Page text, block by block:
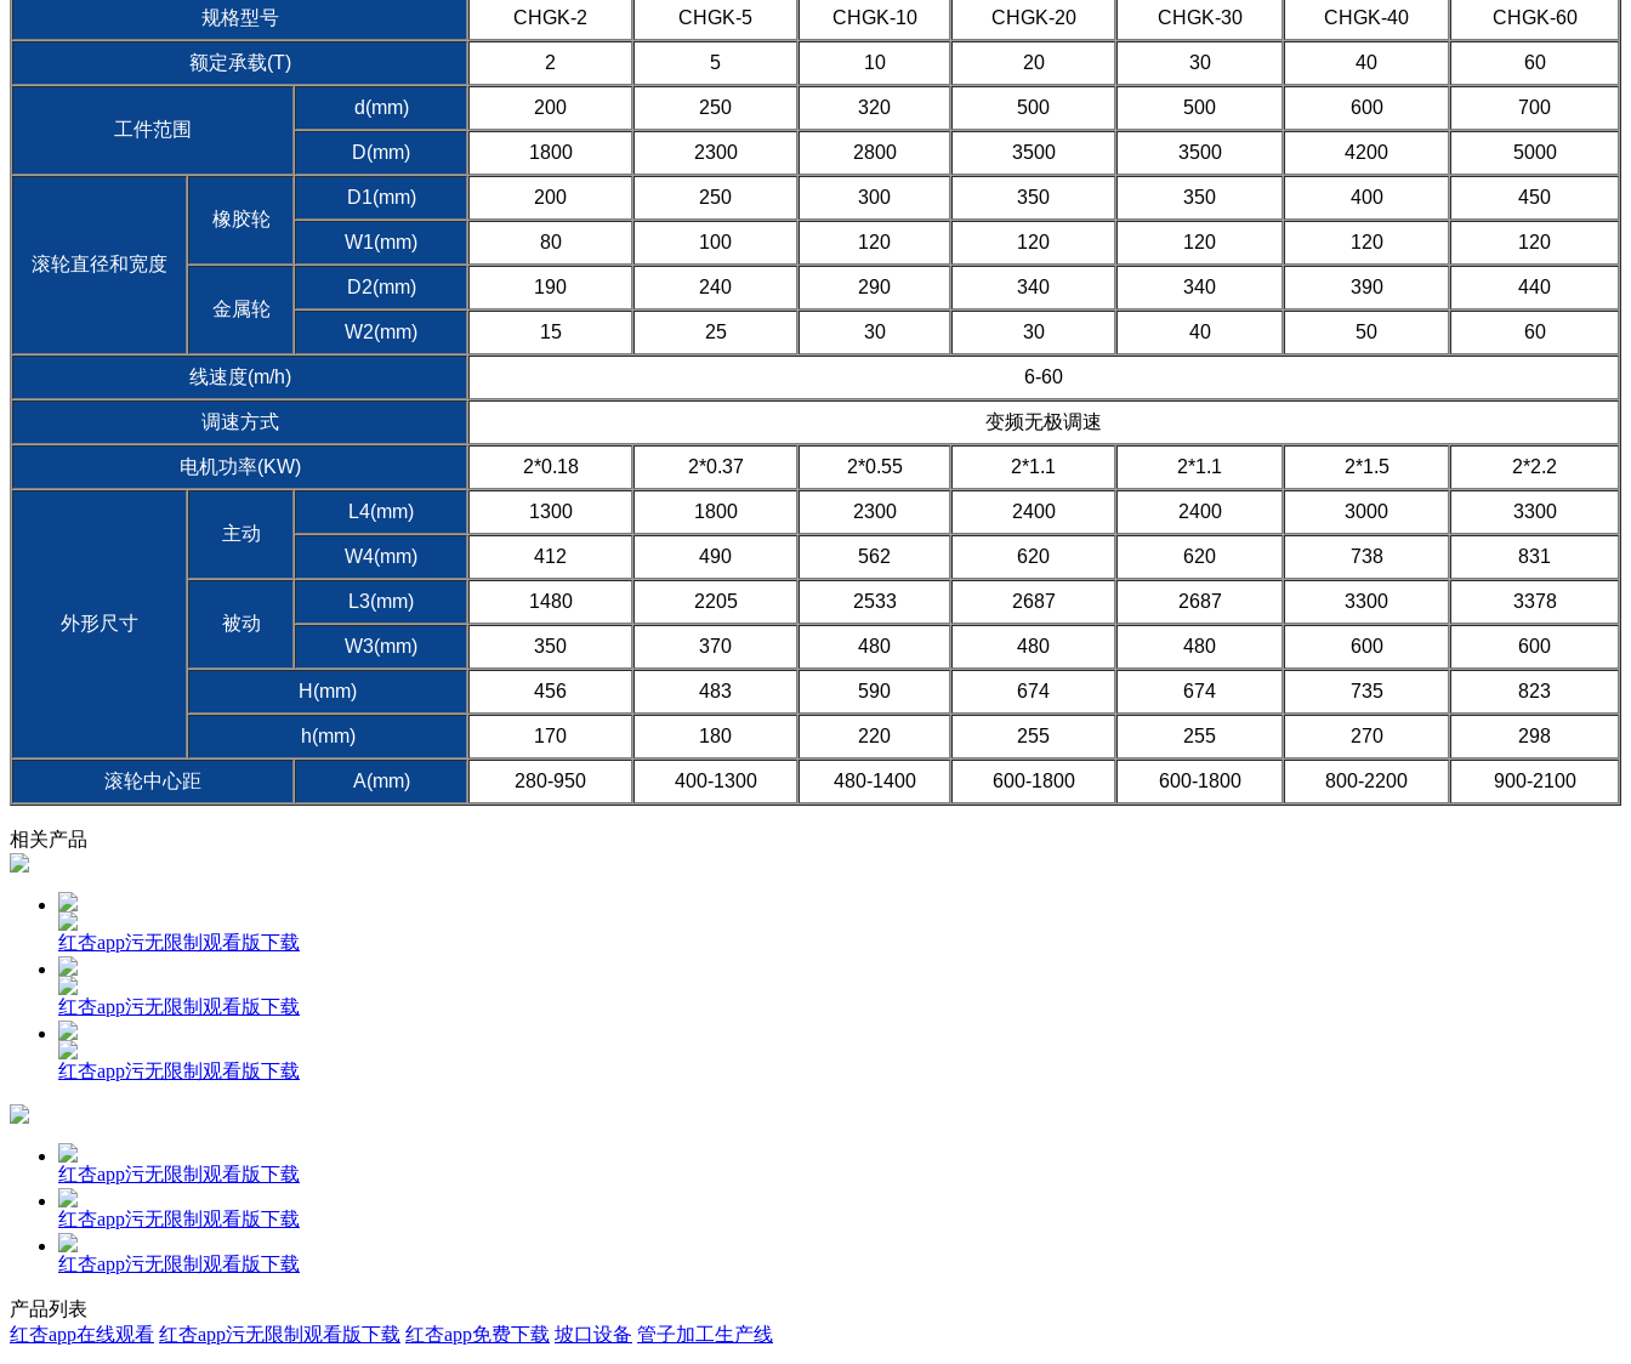
规格型号 CHGK-2 CHGK-5 CHGK-10 CHGK-20 CHGK-30 CHGK-40 CHGK-60
额定承载(T) 2 5 10 20 30 40 60
工件范围
d(mm) 200 250 320 500 500 600 700
D(mm) 1800 2300 2800 3500 3500 4200 5000
滚轮直径和宽度
橡胶轮
D1(mm) 200 250 300 350 350 400 450
W1(mm) 80 100 120 120 120 120 120
金属轮
D2(mm) 190 240 290 340 340 390 440
W2(mm) 15 25 30 30 40 50 60
线速度(m/h) 6-60
调速方式 变频无极调速
电机功率(KW) 2*0.18 2*0.37 2*0.55 2*1.1 2*1.1 2*1.5 2*2.2
外形尺寸
主动
L4(mm) 1300 1800 2300 2400 2400 3000 3300
W4(mm) 412 490 562 620 620 738 831
被动
L3(mm) 1480 2205 2533 2687 2687 3300 3378
W3(mm) 350 370 480 480 480 600 600
H(mm) 456 483 590 674 674 735 823
h(mm) 170 180 220 255 255 270 298
滚轮中心距 A(mm) 280-950 400-1300 480-1400 600-1800 600-1800 800-2200 900-2100
相关产品
红杏app污无限制观看版下载
红杏app污无限制观看版下载
红杏app污无限制观看版下载
红杏app污无限制观看版下载
红杏app污无限制观看版下载
红杏app污无限制观看版下载
产品列表
红杏app在线观看 红杏app污无限制观看版下载 红杏app免费下载 坡口设备 管子加工生产线